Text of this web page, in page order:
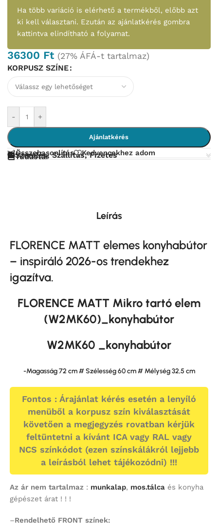
Ha több variáció is elérhető a termékből, előbb azt
ki kell választani. Ezután az ajánlatkérés gombra
kattintva elindítható a folyamat.
36300 Ft (27% ÁFÁ-t tartalmaz)
KORPUSZ SZÍNE
- +
Ajánlatkérés
Összehasonlítás Kedvencekhez adom
Szerelés, Szállítás, Fizetés
Tudástár
Leírás
FLORENCE MATT elemes konyhabútor
– inspiráló 2026-os trendekhez
igazítva.
FLORENCE MATT Mikro tartó elem
(W2MK60)_konyhabútor
W2MK60 _konyhabútor
-Magasság 72 cm # Szélesség 60 cm # Mélység 32,5 cm
Fontos : Árajánlat kérés esetén a lenyíló
menüből a korpusz szín kiválasztását
követően a megjegyzés rovatban kérjük
feltüntetni a kívánt ICA vagy RAL vagy
NCS színkódot (ezen színskálákról lejjebb
a leírásból lehet tájékozódni) !!!
Az ár nem tartalmaz : munkalap, mos.tálca és konyha
gépészet árat ! ! !
–Rendelhető FRONT színek: